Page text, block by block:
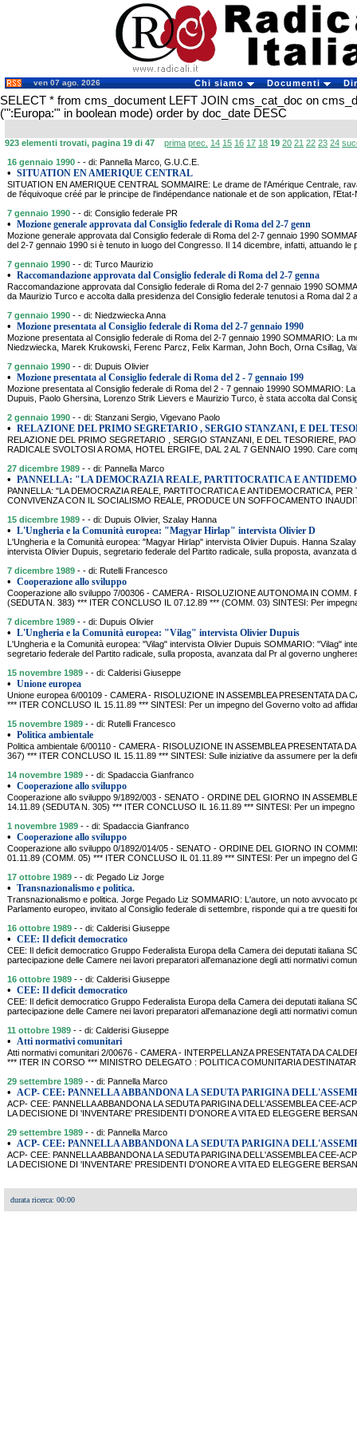
ven 07 ago. 2026 Chi siamo Documenti
SELECT * from cms_document LEFT JOIN cms_cat_doc on
('":Europa:"' in boolean mode) order by doc_date DESC
923 elementi trovati, pagina 19 di 47 prima prec. 14 15 16 17 18 19 20 21 22 23 24
16 gennaio 1990 - - di: Pannella Marco, G.U.C.E.
• SITUATION EN AMERIQUE CENTRAL
SITUATION EN AMERIQUE CENTRAL SOMMAIRE: Le drame de l'Amérique Centrale,
de l'équivoque créé par le principe de l'indépendance nationale et de son application,
7 gennaio 1990 - - di: Consiglio federale PR
• Mozione generale approvata dal Consiglio federale di Roma del 2-7 genn
Mozione generale approvata dal Consiglio federale di Roma del 2-7 gennaio 1990
del 2-7 gennaio 1990 si è tenuto in luogo del Congresso. Il 14 dicembre, infatti, attuando le
7 gennaio 1990 - - di: Turco Maurizio
• Raccomandazione approvata dal Consiglio federale di Roma del 2-7 genna
Raccomandazione approvata dal Consiglio federale di Roma del 2-7 gennaio 1990
da Maurizio Turco e accolta dalla presidenza del Consiglio federale tenutosi a Roma dal 2
7 gennaio 1990 - - di: Niedzwiecka Anna
• Mozione presentata al Consiglio federale di Roma del 2-7 gennaio 1990
Mozione presentata al Consiglio federale di Roma del 2-7 gennaio 1990 SOMMARIO: La
Niedzwiecka, Marek Krukowski, Ferenc Parcz, Felix Karman, John Boch, Orna Csillag,
7 gennaio 1990 - - di: Dupuis Olivier
• Mozione presentata al Consiglio federale di Roma del 2 - 7 gennaio 199
Mozione presentata al Consiglio federale di Roma del 2 - 7 gennaio 19990 SOMMARIO:
Dupuis, Paolo Ghersina, Lorenzo Strik Lievers e Maurizio Turco, è stata accolta dal
2 gennaio 1990 - - di: Stanzani Sergio, Vigevano Paolo
• RELAZIONE DEL PRIMO SEGRETARIO , SERGIO STANZANI, E DEL
RELAZIONE DEL PRIMO SEGRETARIO , SERGIO STANZANI, E DEL TESORIERE,
RADICALE SVOLTOSI A ROMA, HOTEL ERGIFE, DAL 2 AL 7 GENNAIO 1990. Care
27 dicembre 1989 - - di: Pannella Marco
• PANNELLA: "LA DEMOCRAZIA REALE, PARTITOCRATICA E
PANNELLA: "LA DEMOCRAZIA REALE, PARTITOCRATICA E ANTIDEMOCRATICA,
CONVIVENZA CON IL SOCIALISMO REALE, PRODUCE UN SOFFOCAMENTO
15 dicembre 1989 - - di: Dupuis Olivier, Szalay Hanna
• L'Ungheria e la Comunità europea: "Magyar Hirlap" intervista Olivier D
L'Ungheria e la Comunità europea: "Magyar Hirlap" intervista Olivier Dupuis. Hanna
intervista Olivier Dupuis, segretario federale del Partito radicale, sulla proposta, avanzata
7 dicembre 1989 - - di: Rutelli Francesco
• Cooperazione allo sviluppo
Cooperazione allo sviluppo 7/00306 - CAMERA - RISOLUZIONE AUTONOMA IN COMM.
(SEDUTA N. 383) *** ITER CONCLUSO IL 07.12.89 *** (COMM. 03) SINTESI: Per
7 dicembre 1989 - - di: Dupuis Olivier
• L'Ungheria e la Comunità europea: "Vilag" intervista Olivier Dupuis
L'Ungheria e la Comunità europea: "Vilag" intervista Olivier Dupuis SOMMARIO: "Vilag"
segretario federale del Partito radicale, sulla proposta, avanzata dal Pr al governo
15 novembre 1989 - - di: Calderisi Giuseppe
• Unione europea
Unione europea 6/00109 - CAMERA - RISOLUZIONE IN ASSEMBLEA PRESENTATA DA
*** ITER CONCLUSO IL 15.11.89 *** SINTESI: Per un impegno del Governo volto ad
15 novembre 1989 - - di: Rutelli Francesco
• Politica ambientale
Politica ambientale 6/00110 - CAMERA - RISOLUZIONE IN ASSEMBLEA PRESENTATA
367) *** ITER CONCLUSO IL 15.11.89 *** SINTESI: Sulle iniziative da assumere per la
14 novembre 1989 - - di: Spadaccia Gianfranco
• Cooperazione allo sviluppo
Cooperazione allo sviluppo 9/1892/003 - SENATO - ORDINE DEL GIORNO IN
14.11.89 (SEDUTA N. 305) *** ITER CONCLUSO IL 16.11.89 *** SINTESI: Per un
1 novembre 1989 - - di: Spadaccia Gianfranco
• Cooperazione allo sviluppo
Cooperazione allo sviluppo 0/1892/014/05 - SENATO - ORDINE DEL GIORNO IN
01.11.89 (COMM. 05) *** ITER CONCLUSO IL 01.11.89 *** SINTESI: Per un impegno del
17 ottobre 1989 - - di: Pegado Liz Jorge
• Transnazionalismo e politica.
Transnazionalismo e politica. Jorge Pegado Liz SOMMARIO: L'autore, un noto avvocato
Parlamento europeo, invitato al Consiglio federale di settembre, risponde qui a tre quesiti
16 ottobre 1989 - - di: Calderisi Giuseppe
• CEE: Il deficit democratico
CEE: Il deficit democratico Gruppo Federalista Europa della Camera dei deputati italiana
partecipazione delle Camere nei lavori preparatori all'emanazione degli atti normativi
16 ottobre 1989 - - di: Calderisi Giuseppe
• CEE: Il deficit democratico
CEE: Il deficit democratico Gruppo Federalista Europa della Camera dei deputati italiana
partecipazione delle Camere nei lavori preparatori all'emanazione degli atti normativi
11 ottobre 1989 - - di: Calderisi Giuseppe
• Atti normativi comunitari
Atti normativi comunitari 2/00676 - CAMERA - INTERPELLANZA PRESENTATA DA
*** ITER IN CORSO *** MINISTRO DELEGATO : POLITICA COMUNITARIA
29 settembre 1989 - - di: Pannella Marco
• ACP- CEE: PANNELLA ABBANDONA LA SEDUTA PARIGINA
ACP- CEE: PANNELLA ABBANDONA LA SEDUTA PARIGINA DELL'ASSEMBLEA CEE-
LA DECISIONE DI 'INVENTARE' PRESIDENTI D'ONORE A VITA ED ELEGGERE
29 settembre 1989 - - di: Pannella Marco
• ACP- CEE: PANNELLA ABBANDONA LA SEDUTA PARIGINA
ACP- CEE: PANNELLA ABBANDONA LA SEDUTA PARIGINA DELL'ASSEMBLEA CEE-
LA DECISIONE DI 'INVENTARE' PRESIDENTI D'ONORE A VITA ED ELEGGERE
durata ricerca: 00:00